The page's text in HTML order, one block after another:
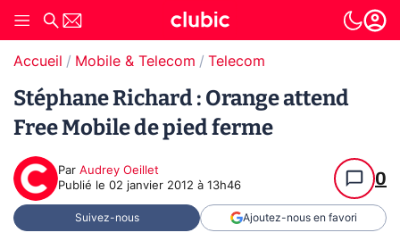
Accueil Mobile & Telecom Telecom
Stéphane Richard : Orange attend
Free Mobile de pied ferme
Par Audrey Oeillet
Publié le 02 janvier 2012 à 13h46 0
Suivez-nous Ajoutez-nous en favori